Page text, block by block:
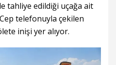
tahliye edildiği uçağa ait
telefonuyla çekilen
inişi yer alıyor.